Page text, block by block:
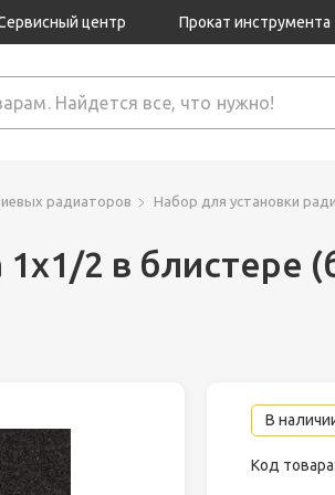
центр Прокат инструмента
радиаторов Набор для установки
2 в блистере
В
Код